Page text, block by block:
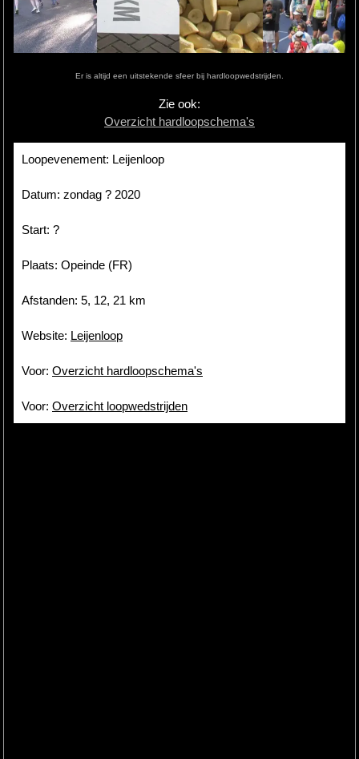
Hardlopen
Site
Er is altijd een uitstekende sfeer bij hardloopwedstrijden.
Zie ook:
Overzicht hardloopschema's
Loopevenement: Leijenloop
Datum: zondag ? 2020
Start: ?
Plaats: Opeinde (FR)
Afstanden: 5, 12, 21 km
Website: Leijenloop
Voor: Overzicht hardloopschema's
Voor: Overzicht loopwedstrijden